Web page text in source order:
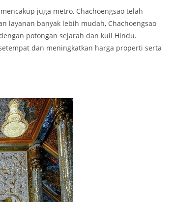
juga metro, Chachoengsao telah
layanan banyak lebih mudah, Chachoengsao
potongan sejarah dan kuil Hindu.
dan meningkatkan harga properti serta